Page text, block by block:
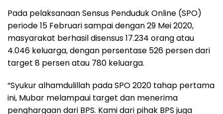
Pada pelaksanaan Sensus Penduduk Online (SPO)
periode 15 Februari sampai dengan 29 Mei 2020,
masyarakat berhasil disensus 17.234 orang atau
4.046 keluarga, dengan persentase 526 persen dari
target 8 persen atau 780 keluarga.
“Syukur alhamdulillah pada SPO 2020 tahap pertama
ini, Mubar melampaui target dan menerima
penghargaan dari BPS. Kami dari pihak BPS juga